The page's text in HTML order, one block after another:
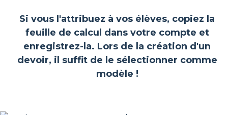
Si vous l'attribuez à vos élèves, copiez la
feuille de calcul dans votre compte et
enregistrez-la. Lors de la création d'un
devoir, il suffit de le sélectionner comme
modèle !